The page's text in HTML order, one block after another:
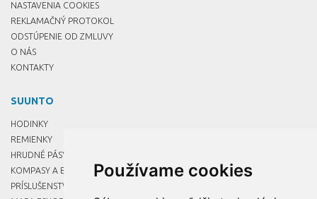
Používame cookies
NASTAVENIA COOKIES
REKLAMAČNÝ PROTOKOL
ODSTÚPENIE OD ZMLUVY
O NÁS
KONTAKTY
SUUNTO
HODINKY
REMIENKY
HRUDNÉ PÁSY
KOMPASY A BUZOLY
PRÍSLUŠENSTVO